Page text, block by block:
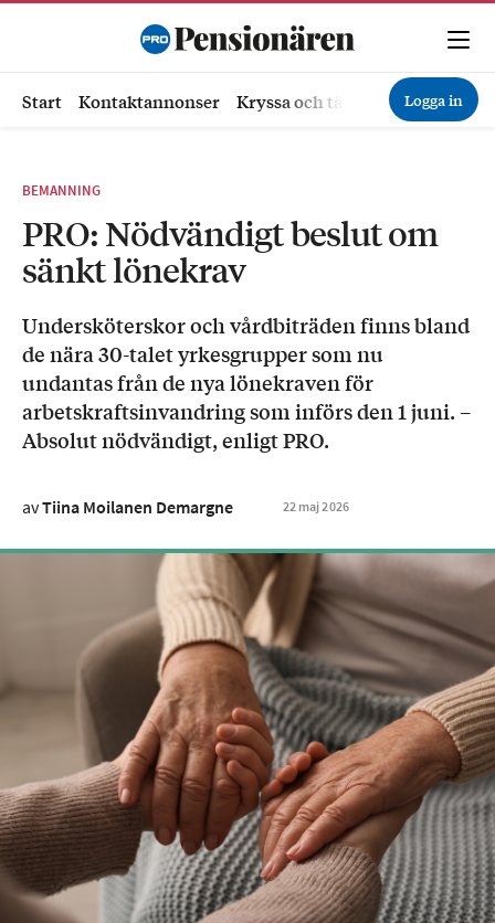
Start Kontaktannonser Kryssa och tävla Ekonomi
Logga in
BEMANNING
PRO: Nödvändigt beslut om
sänkt lönekrav
Undersköterskor och vårdbiträden finns bland
de nära 30-talet yrkesgrupper som nu
undantas från de nya lönekraven för
arbetskraftsinvandring som införs den 1 juni. –
Absolut nödvändigt, enligt PRO.
avTiina Moilanen Demargne 22 maj2026